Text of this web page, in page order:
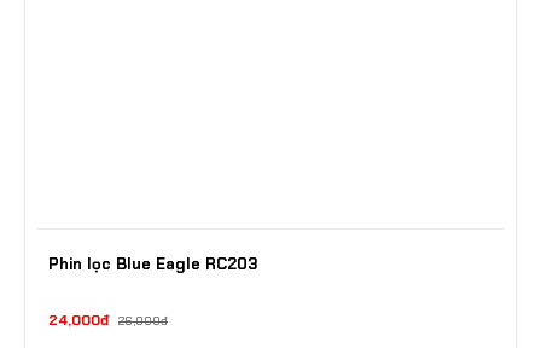
Phin lọc Blue Eagle RC203
24,000đ 26,000đ